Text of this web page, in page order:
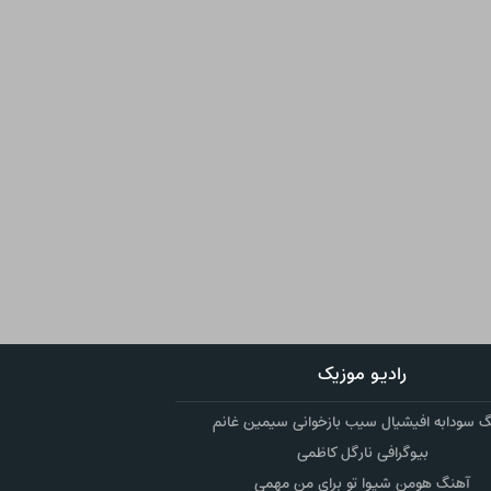
رادیو موزیک
سودابه افیشیال سیب بازخوانی سیمین غانم
بیوگرافی نارگل کاظمی
آهنگ هومن شیوا تو برای من مهمی